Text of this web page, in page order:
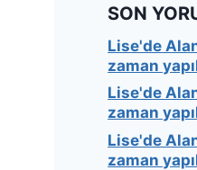
SON
Lise'de
zaman
Lise'de
zaman
Lise'de
zaman